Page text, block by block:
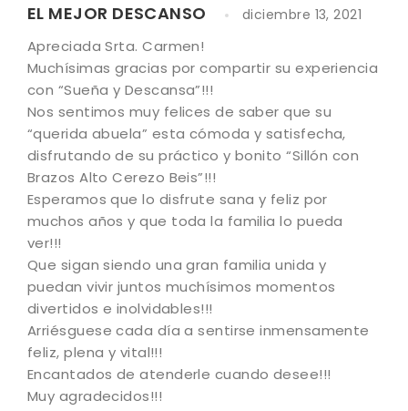
EL MEJOR DESCANSO diciembre 13, 2021
Apreciada Srta. Carmen!
Muchísimas gracias por compartir su experiencia
con “Sueña y Descansa”!!!
Nos sentimos muy felices de saber que su
“querida abuela” esta cómoda y satisfecha,
disfrutando de su práctico y bonito “Sillón con
Brazos Alto Cerezo Beis”!!!
Esperamos que lo disfrute sana y feliz por
muchos años y que toda la familia lo pueda
ver!!!
Que sigan siendo una gran familia unida y
puedan vivir juntos muchísimos momentos
divertidos e inolvidables!!!
Arriésguese cada día a sentirse inmensamente
feliz, plena y vital!!!
Encantados de atenderle cuando desee!!!
Muy agradecidos!!!